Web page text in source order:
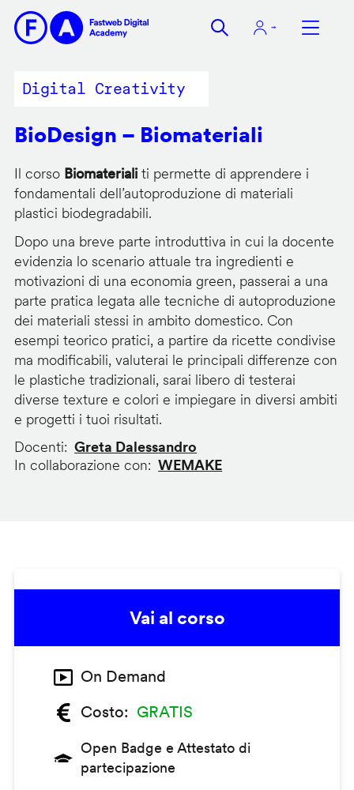
contenuto
Digital Creativity
BioDesign – Biomateriali
Il corso Biomaterialiti permette di apprendere i
fondamentali dell’autoproduzione di materiali
plastici biodegradabili.
Dopo una breve parte introduttiva in cui la docente
evidenzia lo scenario attuale tra ingredienti e
motivazioni di una economia green, passerai a una
parte pratica legata alle tecniche di autoproduzione
dei materiali stessi in ambito domestico. Con
esempi teorico pratici, a partire da ricette condivise
ma modificabili, valuterai le principali differenze con
le plastiche tradizionali, sarai libero di testerai
diverse texture e colori e impiegare in diversi ambiti
e progetti i tuoi risultati.
Docenti
Greta Dalessandro
In collaborazione con
WEMAKE
Vai al corso
On Demand
Costo
GRATIS
Open Badge e Attestato di
partecipazione